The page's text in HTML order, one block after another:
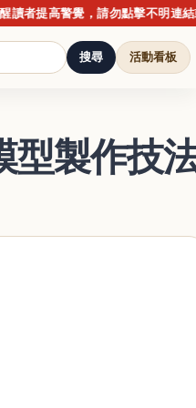
高警覺，請勿點擊不明連結或提
搜尋 活動看板
型製作技